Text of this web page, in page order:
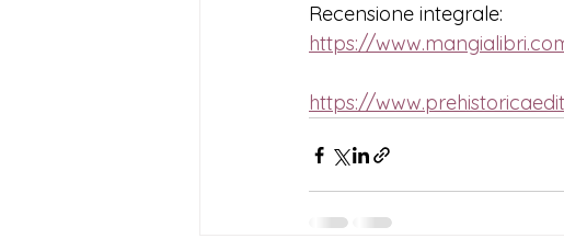
Recensione integrale:
https://
https://